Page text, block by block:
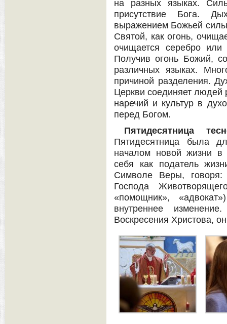
на разных языках.
присутствие Бога.
выражением Божьей
Святой, как огонь,
очищается серебро
Получив огонь Божий,
различных языках.
причиной разделения.
Церкви соединяет людей
наречий и культур в
перед Богом.
Пятидесятница
Пятидесятница была
началом новой жизни в
себя как податель
Символе Веры,
Господа
«помощник»,
внутреннее
Воскресения Христова,